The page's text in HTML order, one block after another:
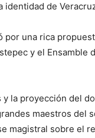
identidad de
por una rica
y el Ensamble
la proyección del
maestros del
magistral sobre el